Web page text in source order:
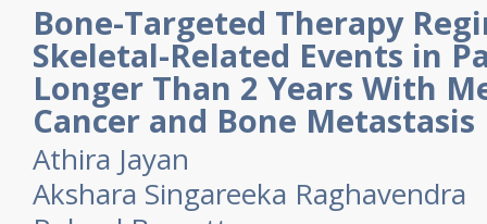
Bone-Targeted Therapy
Skeletal-Related Events in
Longer Than 2 Years With
Cancer and Bone Metastasis
Athira Jayan
Akshara Singareeka Raghavendra